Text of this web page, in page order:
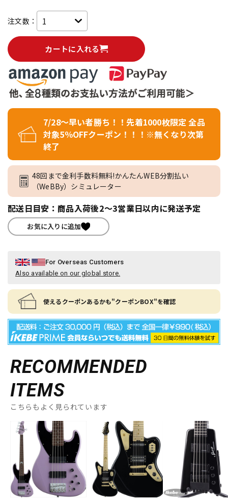
注文数：
カートに入れる
7/28～早い者勝ち！！先着1000枚限定 全品
対象5％OFFクーポン！！！※無くなり次第
終了
48回まで金利手数料無料!かんたんWEB分割払い
（WeBBy）シミュレーター
配送日目安：商品入荷後2～3営業日以内に発送予定
お気に入りに追加
For Overseas Customers
Also available on our global store.
使えるクーポンあるかも"クーポンBOX"を確認
RECOMMENDED
ITEMS
こちらもよく見られています